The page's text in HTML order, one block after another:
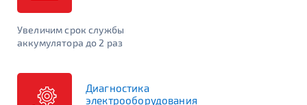
ПОДОБРАТЬ
аккумулятора, уточняйте оптимальный вариант по телефону
Увеличим срок службы
аккумулятора до 2 раз
Диагностика
электрооборудования